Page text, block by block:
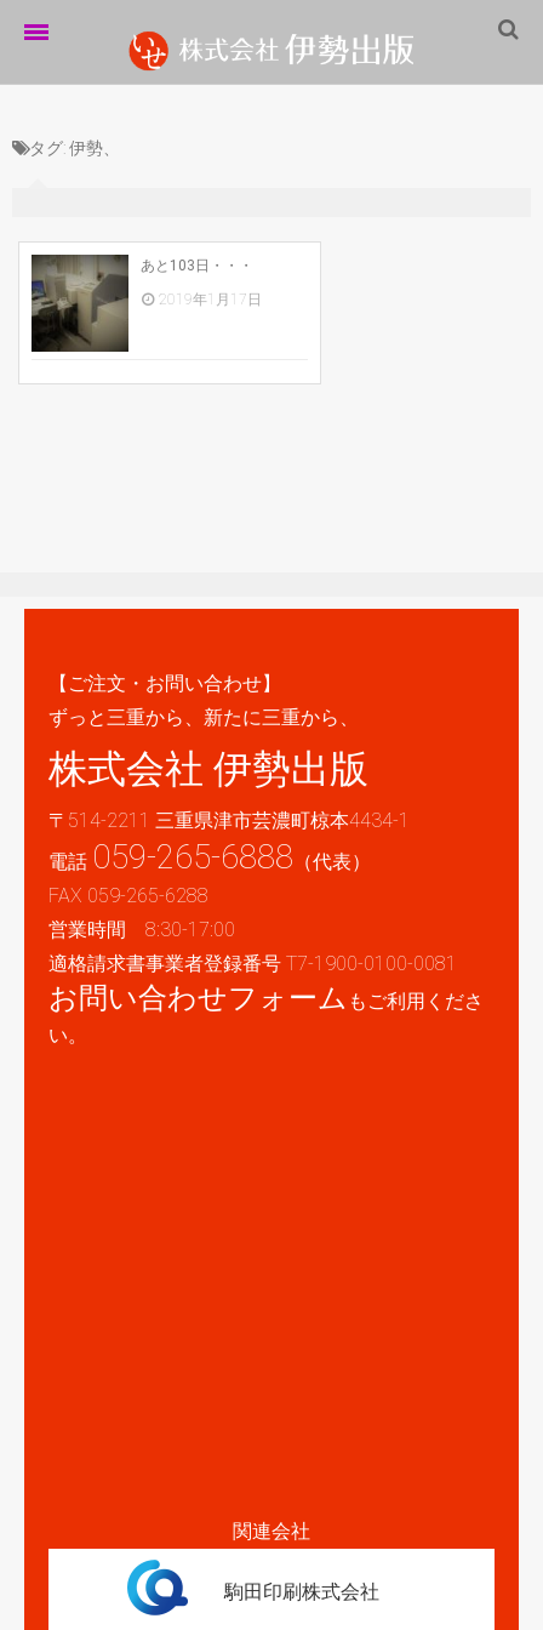
伊勢出版だより
制作実績
企業情報
採用情報
タグ:伊勢、
あと103日・・・
2019年1月17日
【ご注文・お問い合わせ】
ずっと三重から、新たに三重から、
株式会社 伊勢出版
〒514-2211 三重県津市芸濃町椋本4434-1
電話 059-265-6888 （代表）
FAX 059-265-6288
営業時間 8:30-17:00
適格請求書事業者登録番号 T7-1900-0100-0081
お問い合わせフォーム もご利用くださ
い。
関連会社
駒田印刷株式会社